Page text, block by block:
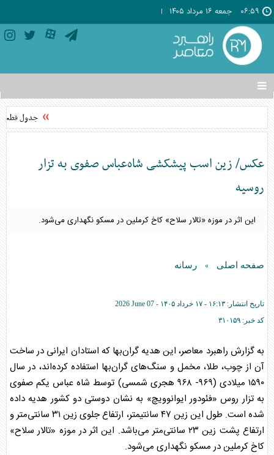
۰۶:۵۹ جمعه ۱۶ مرداد ۱۴۰۵
تغییر
وضعیت
منوی
ها
جدول قطعی برق استان
عکس/ زین اسب پیشکشی شاه‌عباس صفوی به تزار
روسیه
این اثر در موزه «تالار سلاح» کاخ کرملین در مسکو نگهداری می‌شود.
صفحه اصلی » رسانه
تاریخ انتشار: ۱۶:۱۳ - ۱۷ خرداد ۱۴۰۵ -
2026 June 07
کد خبر: ۳۱۰۱۵۹
به گزارش راهبرد معاصر، این هدیه گران‌بها که استادان ایرانی در ساخت
آن از چوب، طلا، مخمل و سنگ‌های گران‌بها استفاده کرده‌اند، در سال
۱۵۹۰ میلادی (۹۶۹- ۹۶۸ هجری شمسی) توسط شاه عباس یکم صفوی
به تزار روس «فئودور ایوانوویچ» به نشان دوستی دو کشور هدیه داده
شده است. طول این زین ۴۷ سانتیمتر، ارتفاع جلوی زین ۳۱ سانتی‌متر و
ارتفاع پشت زین ۲۳ سانتی‌متر می‌باشد. این اثر در موزه «تالار سلاح»
کاخ کرملین در مسکو نگهداری می‌شود.